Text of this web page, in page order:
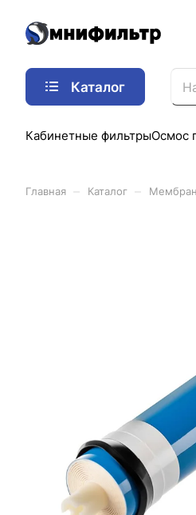
Каталог
Кабинетные фильтрыОсмос
Главная Каталог